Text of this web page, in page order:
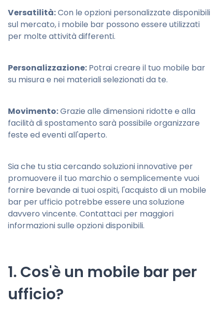
Versatilità:Con le opzioni personalizzate disponibili
sul mercato, i mobile bar possono essere utilizzati
per molte attività differenti.
Personalizzazione: Potrai creare il tuo mobile bar
su misura e nei materiali selezionati da te.
Movimento:Grazie alle dimensioni ridotte e alla
facilità di spostamento sarà possibile organizzare
feste ed eventi all'aperto.
Sia che tu stia cercando soluzioni innovative per
promuovere il tuo marchio o semplicemente vuoi
fornire bevande ai tuoi ospiti, l'acquisto di un mobile
bar per ufficio potrebbe essere una soluzione
davvero vincente. Contattaci per maggiori
informazioni sulle opzioni disponibili.
1. Cos'è un mobile bar per
ufficio?